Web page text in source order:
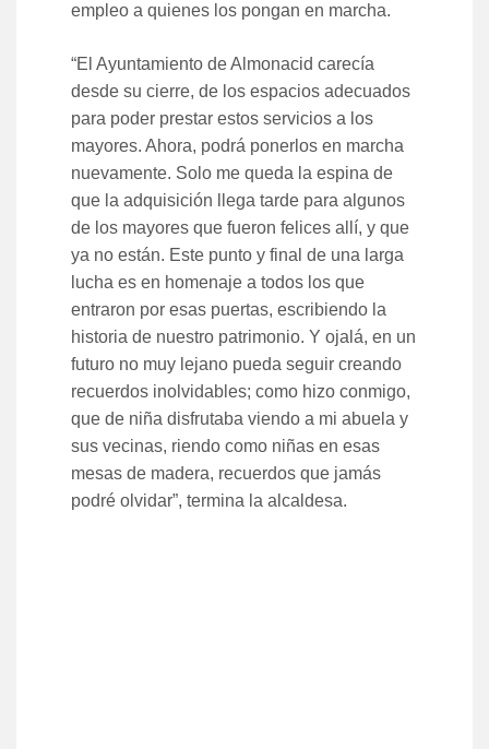
empleo a quienes los pongan en marcha.
“El Ayuntamiento de Almonacid carecía
desde su cierre, de los espacios adecuados
para poder prestar estos servicios a los
mayores. Ahora, podrá ponerlos en marcha
nuevamente. Solo me queda la espina de
que la adquisición llega tarde para algunos
de los mayores que fueron felices allí, y que
ya no están. Este punto y final de una larga
lucha es en homenaje a todos los que
entraron por esas puertas, escribiendo la
historia de nuestro patrimonio. Y ojalá, en un
futuro no muy lejano pueda seguir creando
recuerdos inolvidables; como hizo conmigo,
que de niña disfrutaba viendo a mi abuela y
sus vecinas, riendo como niñas en esas
mesas de madera, recuerdos que jamás
podré olvidar”, termina la alcaldesa.